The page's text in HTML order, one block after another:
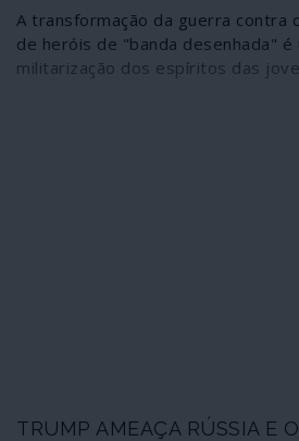
A transformação da guerra contra
de heróis de "banda desenhada" é
militarização dos espíritos das
TRUMP AMEAÇA RÚSSIA E